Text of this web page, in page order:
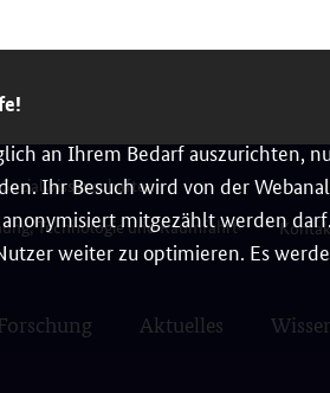
an Ihrem Bedarf auszurichten,
Ihr Besuch wird von der
anonymisiert mitgezählt werden
weiter zu optimieren. Es
Technologie und Raumfahrt
Aktuelles